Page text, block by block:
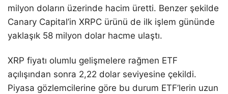
milyon doların üzerinde hacim üretti. Benzer şekilde
Canary Capital’in XRPC ürünü de ilk işlem gününde
yaklaşık 58 milyon dolar hacme ulaştı.
XRP fiyatı olumlu gelişmelere rağmen ETF
açılışından sonra 2,22 dolar seviyesine çekildi.
Piyasa gözlemcilerine göre bu durum ETF’lerin uzun